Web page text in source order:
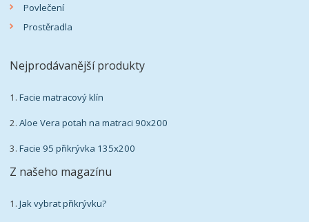
Povlečení
Prostěradla
Nejprodávanější produkty
1.Facie matracový klín
2.Aloe Vera potah na matraci 90x200
3.Facie 95 přikrývka 135x200
Z našeho magazínu
1.Jak vybrat přikrývku?